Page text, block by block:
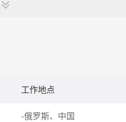
工作地点
-俄罗斯、中国